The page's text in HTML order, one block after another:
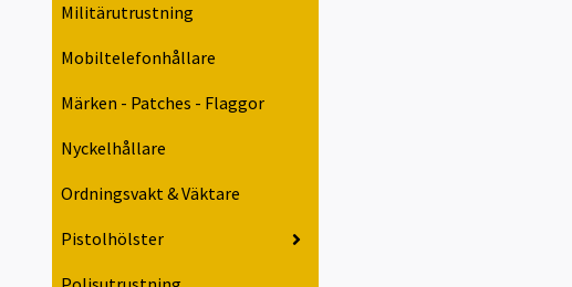
Militärutrustning
Mobiltelefonhållare
Märken - Patches - Flaggor
Nyckelhållare
Ordningsvakt & Väktare
Pistolhölster